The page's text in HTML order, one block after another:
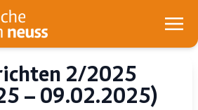
2/2025
– 09.02.2025)